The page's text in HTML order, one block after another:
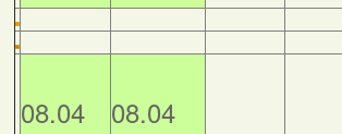
08.04 08.04